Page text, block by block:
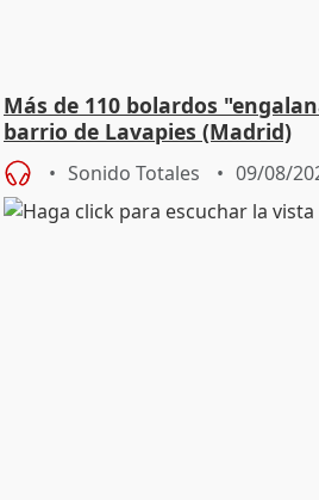
Más de 110 bolardos
barrio de Lavapies (Madrid)
Sonido Totales 09/08/